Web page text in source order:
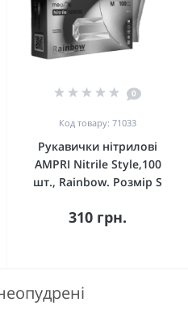
0
Код товару: 71033
Рукавички нітрилові
AMPRI Nitrile Style,100
шт., Rainbow. Розмір S
310 грн.